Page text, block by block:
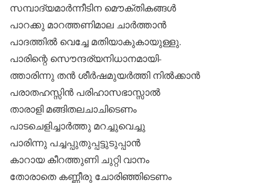
സമ്പാദ്യമാർന്നീടിന മൌക്തികങ്ങൾ
പാറക്കു മാറത്തണിമാല ചാർത്താൻ
പാദത്തിൽ വെച്ചേ മതിയാകുകായുള്ളു.
പാരിന്റെ സൌന്ദര്യനിധാനമായി-
ത്താരിന്നു തൻ ശീർഷമുയർത്തി നിൽക്കാൻ
പരാതഹസ്സിൻ പരിഹാസഭാസ്സാൽ
താരാളി മങ്ങിതലചാചിടെണം
പാടചെളിച്ചാർത്തു മറച്ചുവെച്ചു
പാരിന്നു പച്ചപ്പുതുപ്പട്ടുടുപ്പാൻ
കാറായ കീറത്തുണി ചുറ്റി വാനം
തോരാതെ കണ്ണീരു ചോരിഞ്ഞിടെണം